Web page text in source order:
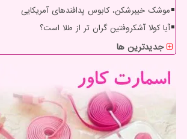
موشک خیبرشکن، کابوس پدافندهای آمریکایی
آیا کولا آشکروفتین گران تر از طلا است؟
جدیدترین ها